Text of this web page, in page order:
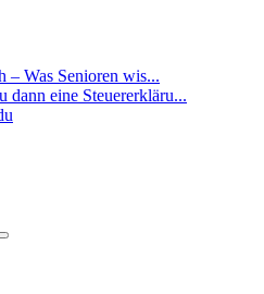
– Was Senioren wis...
dann eine Steuererkläru...